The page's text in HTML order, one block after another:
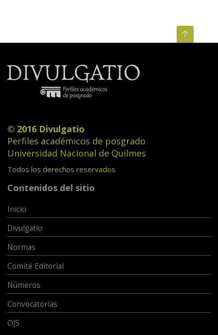
© 2016 Divulgatio
Perfiles académicos de posgrado
Universidad Nacional de Quilmes
Todos los derechos reservados
Contenidos del sitio
Inicio
Divulgatio
Normas
Comité Editorial
Números
Convocatorias
OJS